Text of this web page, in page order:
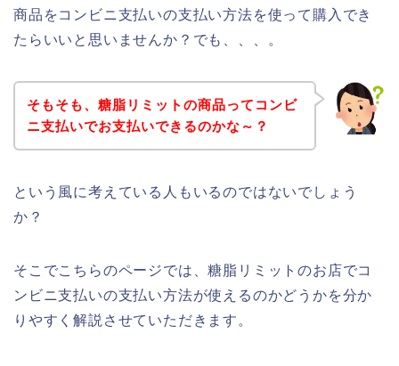
商品をコンビニ支払いの支払い方法を使って購入でき
たらいいと思いませんか？でも、、、。
そもそも、糖脂リミットの商品ってコンビ
ニ支払いでお支払いできるのかな～？
という風に考えている人もいるのではないでしょう
か？
そこでこちらのページでは、糖脂リミットのお店でコ
ンビニ支払いの支払い方法が使えるのかどうかを分か
りやすく解説させていただきます。